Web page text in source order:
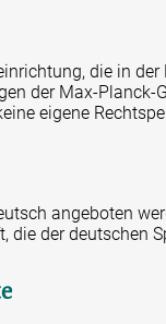
die in der
der Max-Planck-
eigene
angeboten
die der deutschen